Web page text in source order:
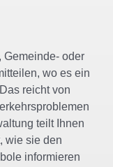
Gemeinde- oder
wo es ein
reicht von
teilt Ihnen
wie sie den
informieren